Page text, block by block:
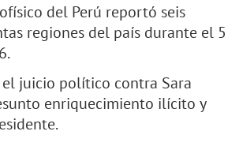
del Perú reportó seis
regiones del país durante el 5
juicio político contra Sara
enriquecimiento ilícito y